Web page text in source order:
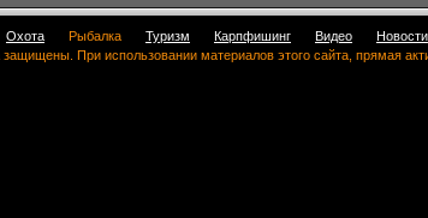
Охота Рыбалка Туризм Карпфишинг Видео
Новости
При использовании материалов этого сайта, прямая